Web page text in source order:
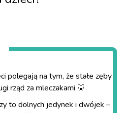
polegają na tym, że stałe zęby
rząd za mleczakami 🦷
to dolnych jedynek i dwójek –